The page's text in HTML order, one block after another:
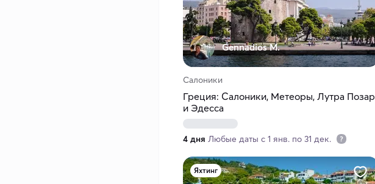
Gennadios M.
Салоники
Греция: Салоники, Метеоры, Лутра Позар
и Эдесса
4 дня Любые даты с 1 янв. по 31 дек.
Яхтинг